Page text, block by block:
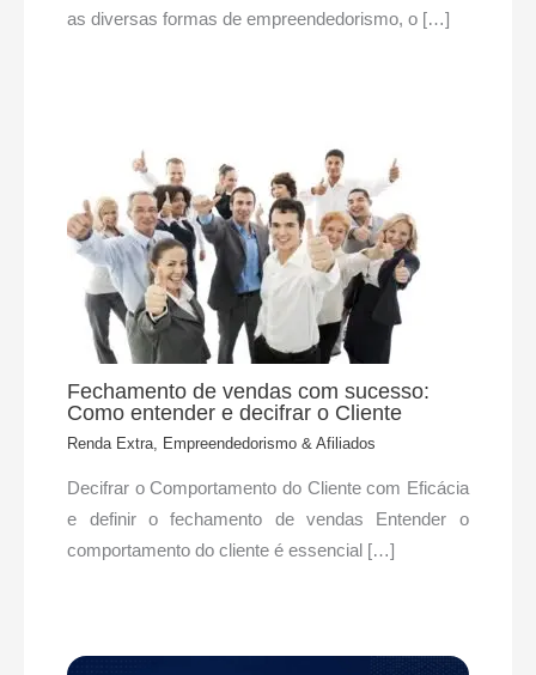
as diversas formas de empreendedorismo, o […]
Fechamento de vendas com sucesso:
Como entender e decifrar o Cliente
Renda Extra, Empreendedorismo & Afiliados
Decifrar o Comportamento do Cliente com Eficácia
e definir o fechamento de vendas Entender o
comportamento do cliente é essencial […]